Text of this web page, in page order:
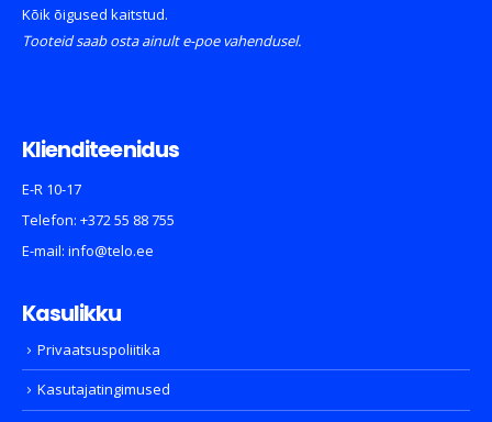
Kõik õigused kaitstud.
Tooteid saab osta ainult e-poe vahendusel.
Klienditeenidus
E-R 10-17
Telefon: +372 55 88 755
E-mail: info@telo.ee
Kasulikku
Privaatsuspoliitika
Kasutajatingimused